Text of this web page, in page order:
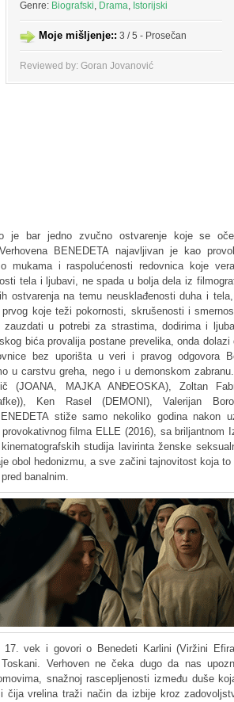
Genre: Biografski Drama Istorijski
Moje mišljenje:: 3 / 5 - Prosečan
Reviewed by: Goran Jovanović
je bar jedno zvučno ostvarenje koje se
BENEDETA najavljivan je kao
mukama i raspolućenosti redovnica koje
tela i ljubavi, ne spada u bolja dela iz
ostvarenja na temu neusklađenosti duha i
koje teži pokornosti, skrušenosti i
u potrebi za strastima, dodirima i
bića provalija postane prevelika, onda dolazi
bez uporišta u veri i pravog odgovora
u carstvu greha, nego i u demonskom
(JOANA, MAJKA ANĐEOSKA), Zoltan
Ken Rasel (DEMONI), Valerijan
stiže samo nekoliko godina nakon
filma ELLE (2016), sa briljantnom
studija lavirinta ženske
obol hedonizmu, a sve začini tajnovitost koja to
banalnim.
17. vek i govori o Benedeti Karlini (Viržini
Verhoven ne čeka dugo da nas
snažnoj rascepljenosti između duše
vrelina traži način da izbije kroz